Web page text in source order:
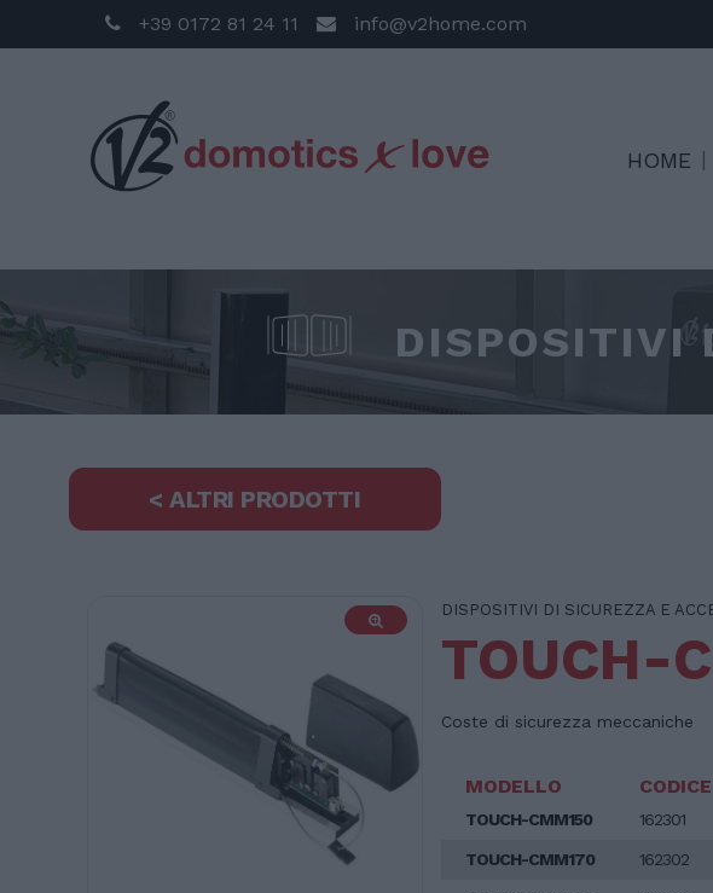
+39 0172 81 24 11 info@v2home.com
HOME
DISPOSITIVI
< ALTRI PRODOTTI
DISPOSITIVI DI SICUREZZA E
TOUCH-
Coste di sicurezza meccaniche
MODELLO CODICE
TOUCH-CMM150 162301
TOUCH-CMM170 162302